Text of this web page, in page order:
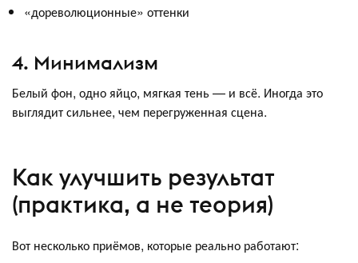
«дореволюционные» оттенки
4. Минимализм
Белый фон, одно яйцо, мягкая тень — и всё. Иногда это
выглядит сильнее, чем перегруженная сцена.
Как улучшить результат
(практика, а не теория)
Вот несколько приёмов, которые реально работают: